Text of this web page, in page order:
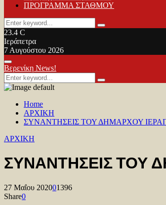
ΠΡΟΓΡΑΜΜΑ ΣΤΑΘΜΟΥ
Search
for:
Search
23.4 C
Ιεράπετρα
7 Αυγούστου 2026
Facebook
Twitter
Youtube
Primary
Menu
Βερενίκη News!
Search
for:
Search
Home
ΑΡΧΙΚΗ
ΣΥΝΑΝΤΗΣΕΙΣ ΤΟΥ ΔΗΜΑΡΧΟΥ
ΑΡΧΙΚΗ
ΣΥΝΑΝΤΗΣΕΙΣ ΤΟΥ
27 Μαΐου 202001396
Share0